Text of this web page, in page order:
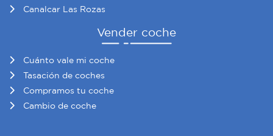
Canalcar Las Rozas
Vender coche
Cuánto vale mi coche
Tasación de coches
Compramos tu coche
Cambio de coche